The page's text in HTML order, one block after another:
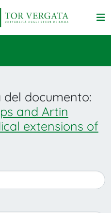
del documento:
and Artin
extensions of